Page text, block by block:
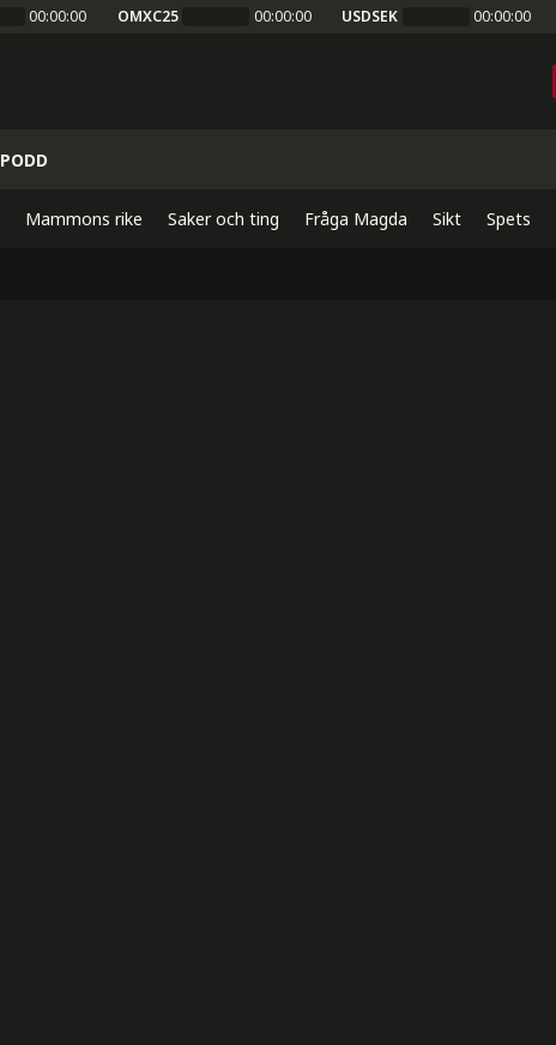
00:00:00 OMXC25 00:00:00 USDSEK 00:00:00
PODD
Mammons rike Saker och ting Fråga Magda Sikt Spets